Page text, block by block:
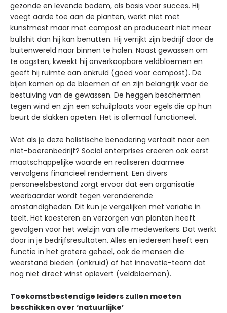
gezonde en levende bodem, als basis voor succes. Hij
voegt aarde toe aan de planten, werkt niet met
kunstmest maar met compost en produceert niet meer
bullshit dan hij kan benutten. Hij verrijkt zijn bedrijf door de
buitenwereld naar binnen te halen. Naast gewassen om
te oogsten, kweekt hij onverkoopbare veldbloemen en
geeft hij ruimte aan onkruid (goed voor compost). De
bijen komen op de bloemen af en zijn belangrijk voor de
bestuiving van de gewassen. De heggen beschermen
tegen wind en zijn een schuilplaats voor egels die op hun
beurt de slakken opeten. Het is allemaal functioneel.
Wat als je deze holistische benadering vertaalt naar een
niet-boerenbedrijf? Social enterprises creëren ook eerst
maatschappelijke waarde en realiseren daarmee
vervolgens financieel rendement. Een divers
personeelsbestand zorgt ervoor dat een organisatie
weerbaarder wordt tegen veranderende
omstandigheden. Dit kun je vergelijken met variatie in
teelt. Het koesteren en verzorgen van planten heeft
gevolgen voor het welzijn van alle medewerkers. Dat werkt
door in je bedrijfsresultaten. Alles en iedereen heeft een
functie in het grotere geheel, ook de mensen die
weerstand bieden (onkruid) of het innovatie-team dat
nog niet direct winst oplevert (veldbloemen).
Toekomstbestendige leiders zullen moeten
beschikken over ‘natuurlijke’